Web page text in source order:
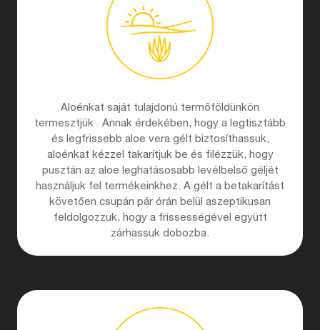
Aloénkat saját tulajdonú termőföldünkön
termesztjük . Annak érdekében, hogy a legtisztább
és legfrissebb aloe vera gélt biztosíthassuk,
aloénkat kézzel takarítjuk be és filézzük, hogy
pusztán az aloe leghatásosabb levélbelső géljét
használjuk fel termékeinkhez. A gélt a betakarítást
követően csupán pár órán belül aszeptikusan
feldolgozzuk, hogy a frissességével együtt
zárhassuk dobozba.